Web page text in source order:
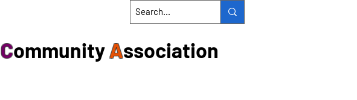
CommunityAssociation